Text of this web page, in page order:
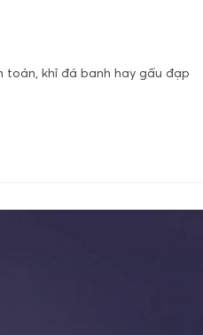
toán, khỉ đá banh hay gấu đạp